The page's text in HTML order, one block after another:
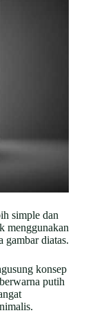
simple dan
menggunakan
gambar diatas.
konsep
putih